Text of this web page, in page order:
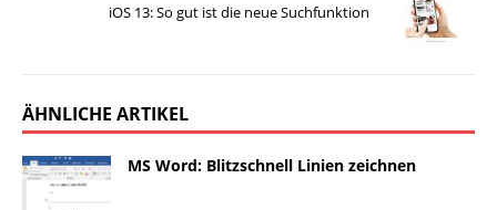
iOS 13: So gut ist die neue Suchfunktion
ÄHNLICHE ARTIKEL
MS Word: Blitzschnell Linien zeichnen